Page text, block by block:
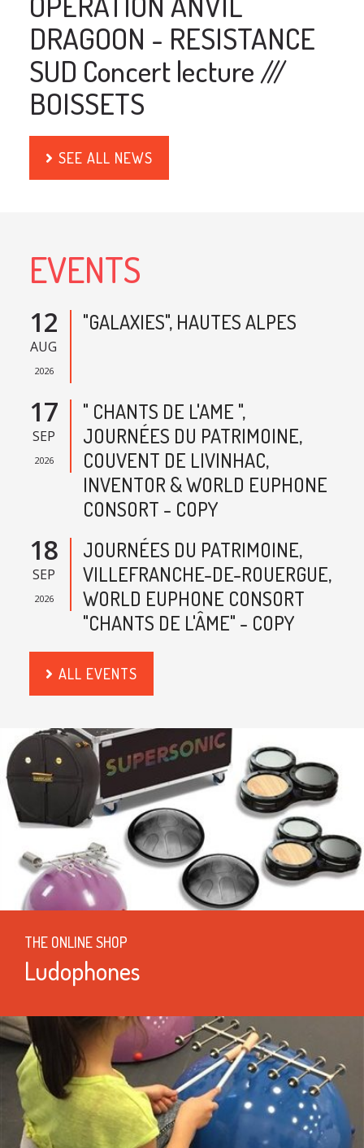
DRAGOON - RESISTANCE
SUD Concert lecture ///
BOISSETS
SEE ALL NEWS
EVENTS
12
AUG
2026
"GALAXIES", HAUTES ALPES
17
SEP
2026
" CHANTS DE L'AME ",
JOURNÉES DU PATRIMOINE,
COUVENT DE LIVINHAC,
INVENTOR & WORLD EUPHONE
CONSORT - COPY
18
SEP
2026
JOURNÉES DU PATRIMOINE,
VILLEFRANCHE-DE-ROUERGUE,
WORLD EUPHONE CONSORT
"CHANTS DE L'ÂME" - COPY
ALL EVENTS
THE ONLINE SHOP
Ludophones